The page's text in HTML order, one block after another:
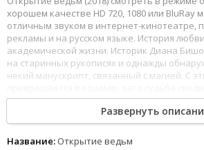
хорошем качестве HD 720, 1080 или BluRay
отличным звуком в интернет-кинотеатре,
рекламы и на русском языке. История
академической жизни. Историк Диана
на старинных рукописях и однажды
некий манускрипт, связанный с магией. С
генетиком Мэттью Клермонтом.
заключается в том, что Диана -
- вампир.
1 234 5 6 7 8
Развернуть
Название: Открытие ведьм